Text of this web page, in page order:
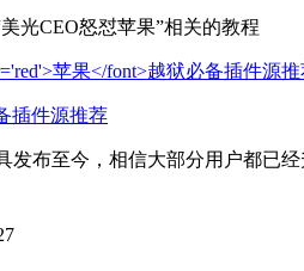
光CEO怒怼苹果”相关的教程
插件源推荐
发布至今，相信大部分用户都已